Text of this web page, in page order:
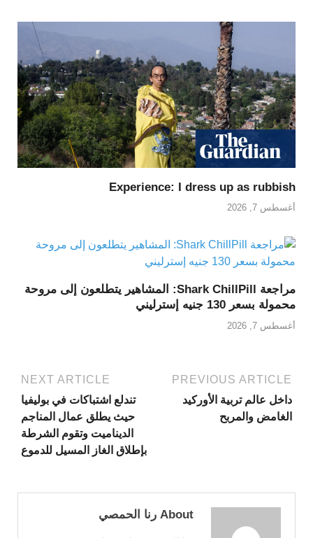
Experience: I dress up as rubbish
أغسطس 7, 2026
مراجعة Shark ChillPill: المشاهير يتطلعون إلى مروحة
محمولة بسعر 130 جنيه إسترليني
أغسطس 7, 2026
PREVIOUS ARTICLE
داخل عالم تربية الأوركيد
الغامض والمربح
NEXT ARTICLE
تندلع اشتباكات في بوليفيا
حيث يطلق عمال المناجم
الديناميت وتقوم الشرطة
بإطلاق الغاز المسيل للدموع
About رنا الحمصي